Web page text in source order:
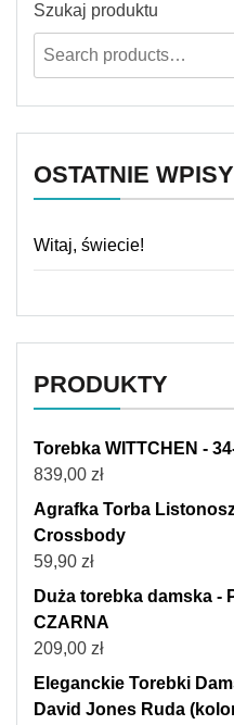
Szukaj produktu
OSTATNIE WPISY
Witaj, świecie!
PRODUKTY
Torebka WITTCHEN -
839,00 zł
Agrafka Torba
Crossbody
59,90 zł
Duża torebka damska -
CZARNA
209,00 zł
Eleganckie Torebki
David Jones Ruda